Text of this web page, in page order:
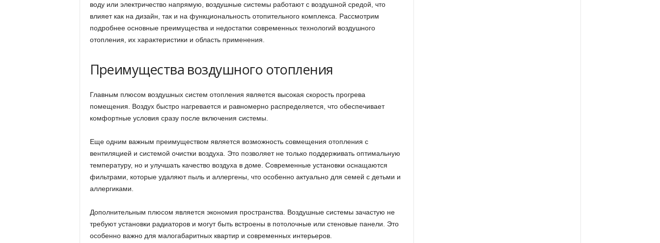
воду или электричество напрямую, воздушные системы работают с воздушной средой, что
влияет как на дизайн, так и на функциональность отопительного комплекса. Рассмотрим
подробнее основные преимущества и недостатки современных технологий воздушного
отопления, их характеристики и область применения.
Преимущества воздушного отопления
Главным плюсом воздушных систем отопления является высокая скорость прогрева
помещения. Воздух быстро нагревается и равномерно распределяется, что обеспечивает
комфортные условия сразу после включения системы.
Еще одним важным преимуществом является возможность совмещения отопления с
вентиляцией и системой очистки воздуха. Это позволяет не только поддерживать оптимальную
температуру, но и улучшать качество воздуха в доме. Современные установки оснащаются
фильтрами, которые удаляют пыль и аллергены, что особенно актуально для семей с детьми и
аллергиками.
Дополнительным плюсом является экономия пространства. Воздушные системы зачастую не
требуют установки радиаторов и могут быть встроены в потолочные или стеновые панели. Это
особенно важно для малогабаритных квартир и современных интерьеров.